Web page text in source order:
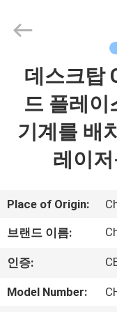
제
비
디
오
Copyright
CHARMHIGH
LIMITED.
Reserved.
데스크탑
드 플레이
기계를 배
레이
Place of Origin:
브랜드 이름:
인증:
Model Number: